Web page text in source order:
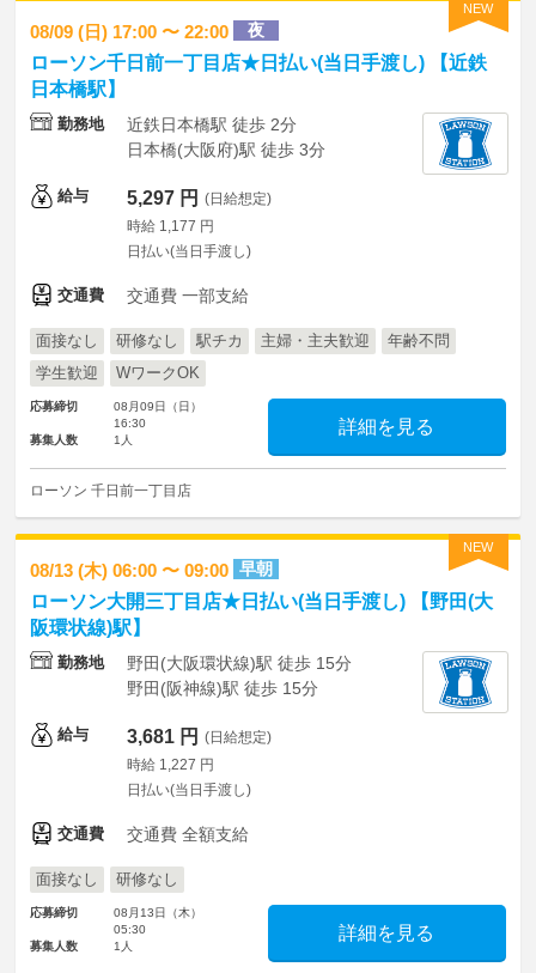
NEW
08/09 (日) 17:00 〜 22:00 夜
ローソン千日前一丁目店★日払い(当日手渡し) 【近鉄
日本橋駅】
勤務地
近鉄日本橋駅 徒歩 2分
日本橋(大阪府)駅 徒歩 3分
給与 5,297 円 (日給想定)
時給 1,177 円
日払い(当日手渡し)
交通費 交通費 一部支給
面接なし 研修なし 駅チカ 主婦・主夫歓迎
年齢不問
学生歓迎
WワークOK
応募締切
08月09日（日）
16:30
募集人数
1人
詳細を見る
ローソン 千日前一丁目店
NEW
08/13 (木) 06:00 〜 09:00 早朝
ローソン大開三丁目店★日払い(当日手渡し) 【野田(大
阪環状線)駅】
勤務地
野田(大阪環状線)駅 徒歩 15分
野田(阪神線)駅 徒歩 15分
給与 3,681 円 (日給想定)
時給 1,227 円
日払い(当日手渡し)
交通費 交通費 全額支給
面接なし 研修なし
応募締切
08月13日（木）
05:30
募集人数
1人
詳細を見る